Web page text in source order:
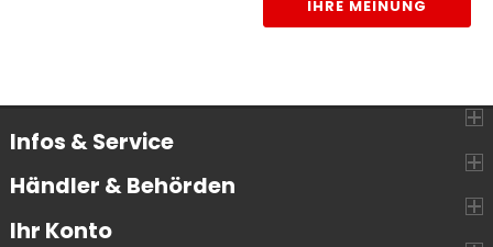
IHRE MEINUNG
Infos & Service
Händler & Behörden
Ihr Konto